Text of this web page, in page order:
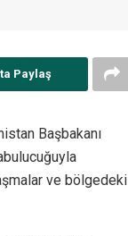
Paylaş
Başbakanı
ve bölgedeki